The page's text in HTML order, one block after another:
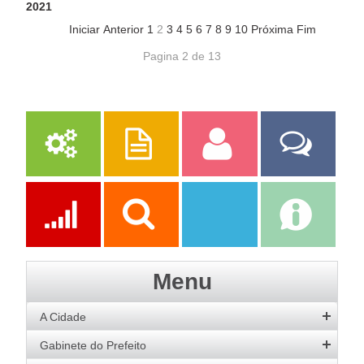
2021
Iniciar Anterior 1 2 3 4 5 6 7 8 9 10 Próxima Fim
Pagina 2 de 13
Serviços Publicações Servidor
Fale Com a
Prefeitura
Menu
A Cidade
História
Gabinete do Prefeito